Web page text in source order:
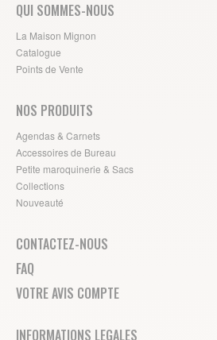
QUI SOMMES-NOUS
La Maison Mignon
Catalogue
Points de Vente
NOS PRODUITS
Agendas & Carnets
Accessoires de Bureau
Petite maroquinerie & Sacs
Collections
Nouveauté
CONTACTEZ-NOUS
FAQ
VOTRE AVIS COMPTE
INFORMATIONS LEGALES